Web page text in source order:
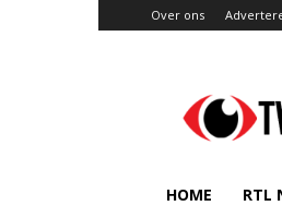
Over ons
HOME RTL